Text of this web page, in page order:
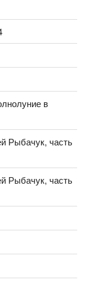
в
Рыбачук, часть
Рыбачук, часть